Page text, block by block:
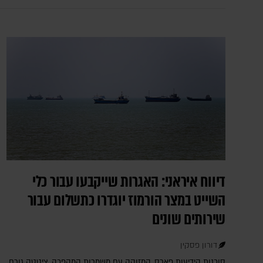
דיווח איראני: האגרות שייקבעו עבור כלי
השייט במצר הורמוז יוגדרו כתשלום עבור
שירותים שונים
דורון פסקין